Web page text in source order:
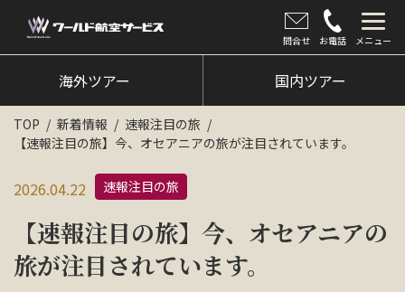
問合せ お電話 メニュー
海外ツアー
国内ツアー
クルーズツアー
ツアー催行状況
旅のひろば
イベント
海外ツアー 国内ツアー
TOP 新着情報
速報注目の旅
【速報注目の旅】今、オセアニアの旅が注目されています。
2026.04.22 速報注目の旅
【速報注目の旅】今、オセアニアの
旅が注目されています。